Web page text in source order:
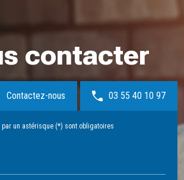
contacter
Contactez-nous 03 55 40 10 97
un astérisque (*) sont obligatoires